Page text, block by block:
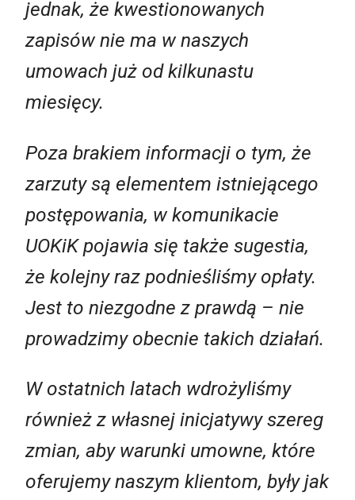
jednak, że kwestionowanych
zapisów nie ma w naszych
umowach już od kilkunastu
miesięcy.
Poza brakiem informacji o tym, że
zarzuty są elementem istniejącego
postępowania, w komunikacie
UOKiK pojawia się także sugestia,
że kolejny raz podnieśliśmy opłaty.
Jest to niezgodne z prawdą – nie
prowadzimy obecnie takich działań.
W ostatnich latach wdrożyliśmy
również z własnej inicjatywy szereg
zmian, aby warunki umowne, które
oferujemy naszym klientom, były jak